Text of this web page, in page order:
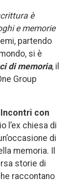
è
e memorie
partendo
si è
di memoria, il
Group
Incontri con
l’ex chiesa di
di
memoria.
storie di
raccontano